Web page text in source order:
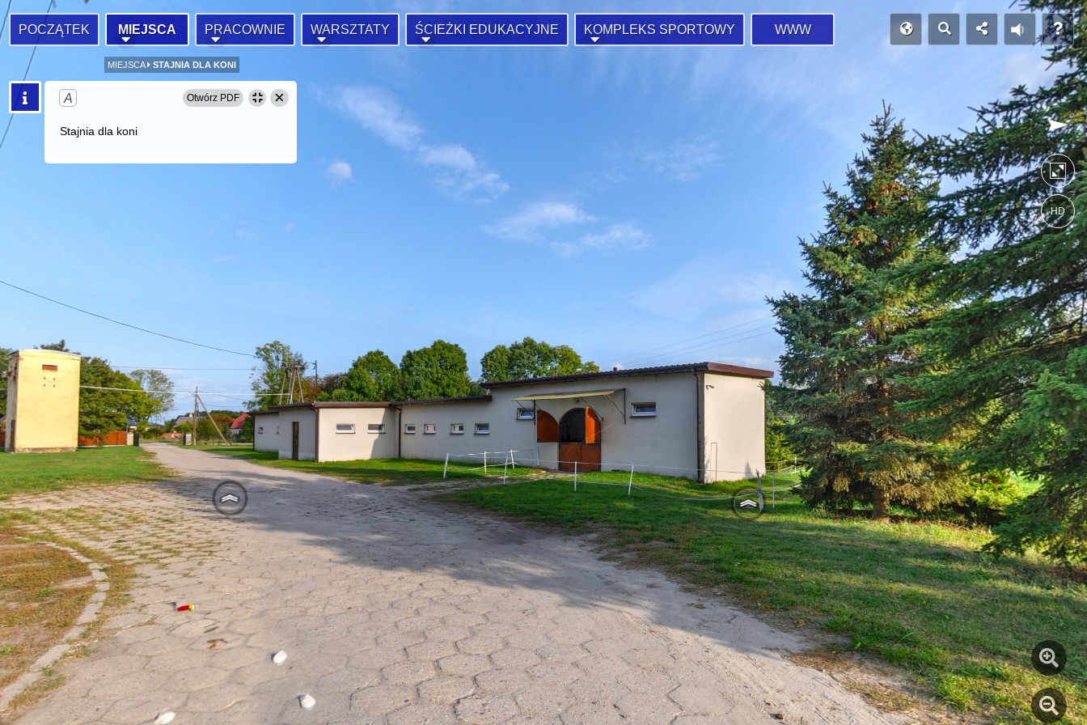
https://ebratne.wkraj.pl
Mapa serwisu
HD
POCZĄTEK MIEJSCA PRACOWNIE WARSZTATY ŚCIEŻKI EDUKACYJNE KOMPLEKS SPORTOWY WWW
MIEJSCA STAJNIA DLA KONI
A Otwórz PDF ×
Stajnia dla koni